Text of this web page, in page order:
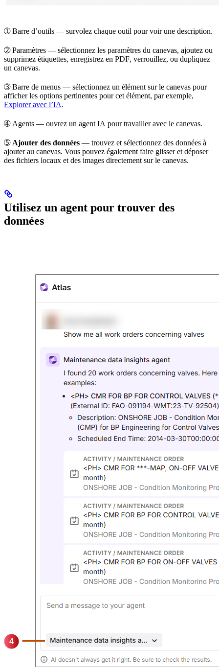
➀Barre d’outils — survolez chaque outil pour voir une description.
➁Paramètres — sélectionnez les paramètres du canevas, ajoutez ou
supprimez étiquettes, enregistrez en PDF, verrouillez, ou dupliquez
un canevas.
➂Barre de menus — sélectionnez un élément sur le canevas pour
afficherles options pertinentes pour cet élément, par exemple,
Explorer avec l’IA.
➃ Agents — ouvrez un agent IA pour travailler avec le canevas.
➄ Ajouter des données — trouvez et sélectionnez des données à
ajouter au canevas. Vous pouvez également faire glisser et déposer
des fichiers locaux et des images directement sur le canevas.
Utilisez un agent pour trouver des
données